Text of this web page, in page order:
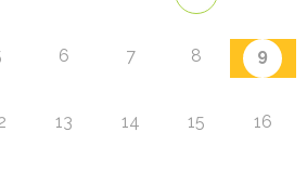
6 7 8 9
13 14 15 16